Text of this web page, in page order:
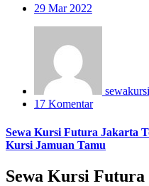
29 Mar 2022
17 Komentar
Sewa Kursi Futura Jakarta
Kursi Jamuan Tamu
Sewa Kursi